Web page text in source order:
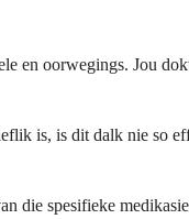
en oorwegings. Jou
is, is dit dalk nie so
die spesifieke